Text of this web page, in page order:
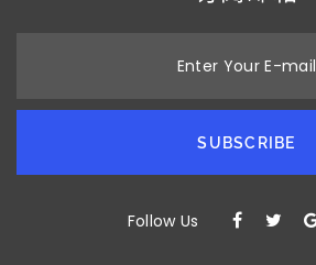
Enter Your E-mail
SUBSCRIBE
Follow Us